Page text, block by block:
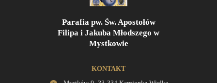
Parafia pw. Św. Apostołów
Filipa i Jakuba Młodszego w
Mystkowie
KONTAKT